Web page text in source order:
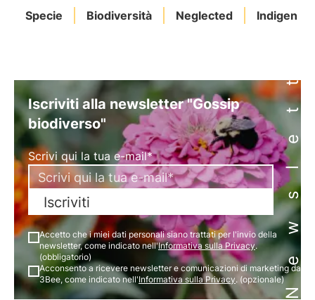
Specie Biodiversità Neglected Indigene
Newsletter
Iscriviti alla newsletter "Gossip
biodiverso"
Scrivi qui la tua e-mail*
Iscriviti
Accetto che i miei dati personali siano trattati per l'invio della
newsletter, come indicato nell'Informativa sulla Privacy.
(obbligatorio)
Acconsento a ricevere newsletter e comunicazioni di marketing da
3Bee, come indicato nell'Informativa sulla Privacy. (opzionale)